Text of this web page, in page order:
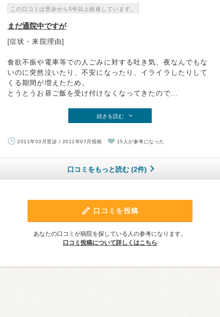
この口コミは受診から5年以上経過しています。
まだ通院中ですが
[症状・来院理由]
食欲不振や電車等での人ごみに対する吐き気、夜なんでもな
いのに突然泣いたり、不安になったり、イライラしたりして
くる期間が増えたため。
とうとうお昼ご飯を受け付けなくなってきたので...
続きを読む
2011年03月受診 / 2011年07月投稿 15人が参考になった
口コミをもっと読む (2件)
口コミを投稿
あなたの口コミが病院を探している人の参考になります。
口コミ投稿について詳しくはこちら